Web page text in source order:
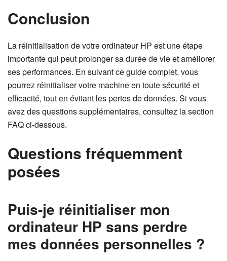
Conclusion
La réinitialisation de votre ordinateur HP est une étape
importante qui peut prolonger sa durée de vie et améliorer
ses performances. En suivant ce guide complet, vous
pourrez réinitialiser votre machine en toute sécurité et
efficacité, tout en évitant les pertes de données. Si vous
avez des questions supplémentaires, consultez la section
FAQ ci-dessous.
Questions fréquemment
posées
Puis-je réinitialiser mon
ordinateur HP sans perdre
mes données personnelles ?